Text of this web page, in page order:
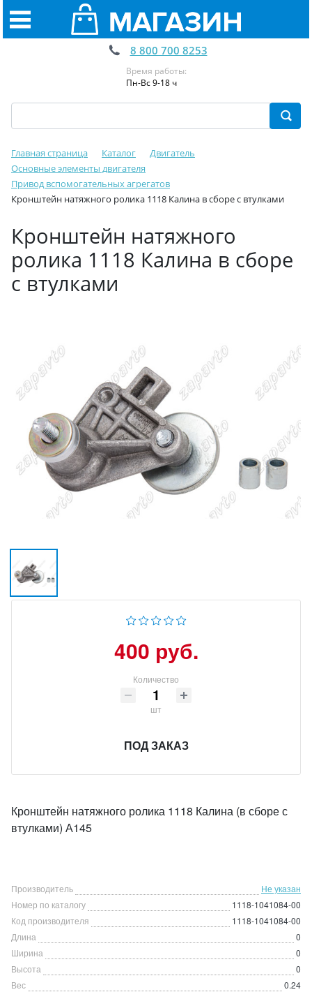
8 800 700 8253
Время работы:
Пн-Вс 9-18 ч
Главная страница Каталог
Двигатель
Основные элементы двигателя
Привод вспомогательных агрегатов
Кронштейн натяжного ролика 1118 Калина в сборе с втулками
Кронштейн натяжного
ролика 1118 Калина в сборе
с втулками
400 руб.
Количество
шт
ПОД ЗАКАЗ
Кронштейн натяжного ролика 1118 Калина (в сборе с
втулками) А145
Производитель
Не указан
Номер по каталогу
1118-1041084-00
Код производителя
1118-1041084-00
Длина
0
Ширина
0
Высота
0
Вес
0.24